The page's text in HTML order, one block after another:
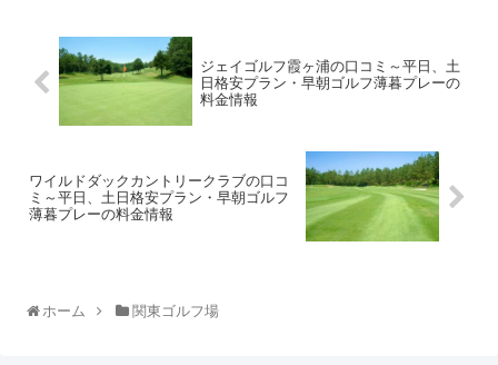
ジェイゴルフ霞ヶ浦の口コミ～平日、土
日格安プラン・早朝ゴルフ薄暮プレーの
料金情報
ワイルドダックカントリークラブの口コ
ミ～平日、土日格安プラン・早朝ゴルフ
薄暮プレーの料金情報
ホーム 関東ゴルフ場